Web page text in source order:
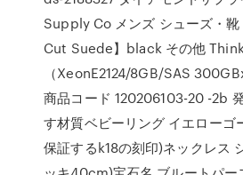
Supply Co メンズ シューズ・
Cut Suede】black その他
（XeonE2124/8GB/SAS
商品コード 120206103-20 -2b
す材質ベビーリング イエローゴ
保証するk18の刻印)ネックレス